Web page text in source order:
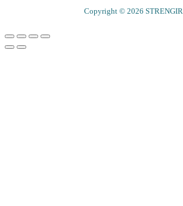
Copyright © 2026 STRENGIR